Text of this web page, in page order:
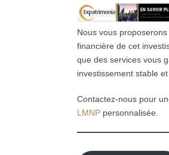
Nous vous
financière de cet
que des services vous
investissement stable et
Contactez-nous pour
LMNP personnalisée.